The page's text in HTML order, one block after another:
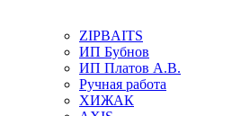
ZIPBAITS
ИП Бубнов
ИП Платов А.В.
Ручная работа
ХИЖАК